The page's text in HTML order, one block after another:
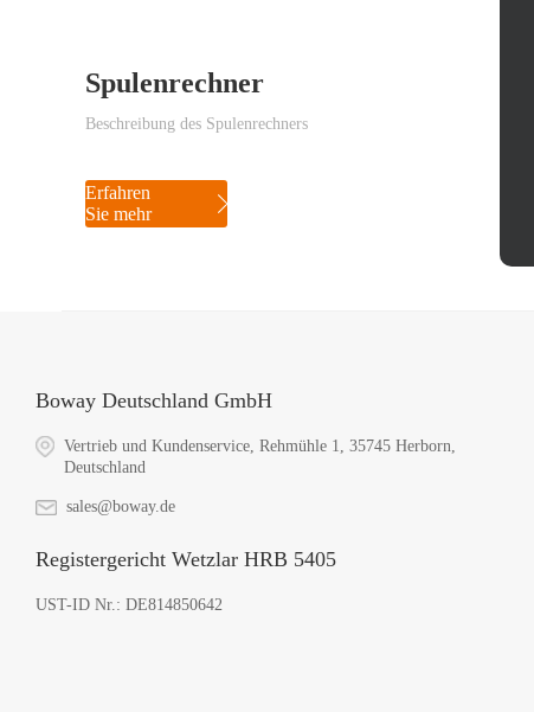
Spulenrechner
Beschreibung des Spulenrechners
Erfahren
Sie mehr
Boway Deutschland GmbH
Vertrieb und Kundenservice, Rehmühle 1, 35745 Herborn,
Deutschland
sales@boway.de
Registergericht Wetzlar HRB 5405
UST-ID Nr.: DE814850642